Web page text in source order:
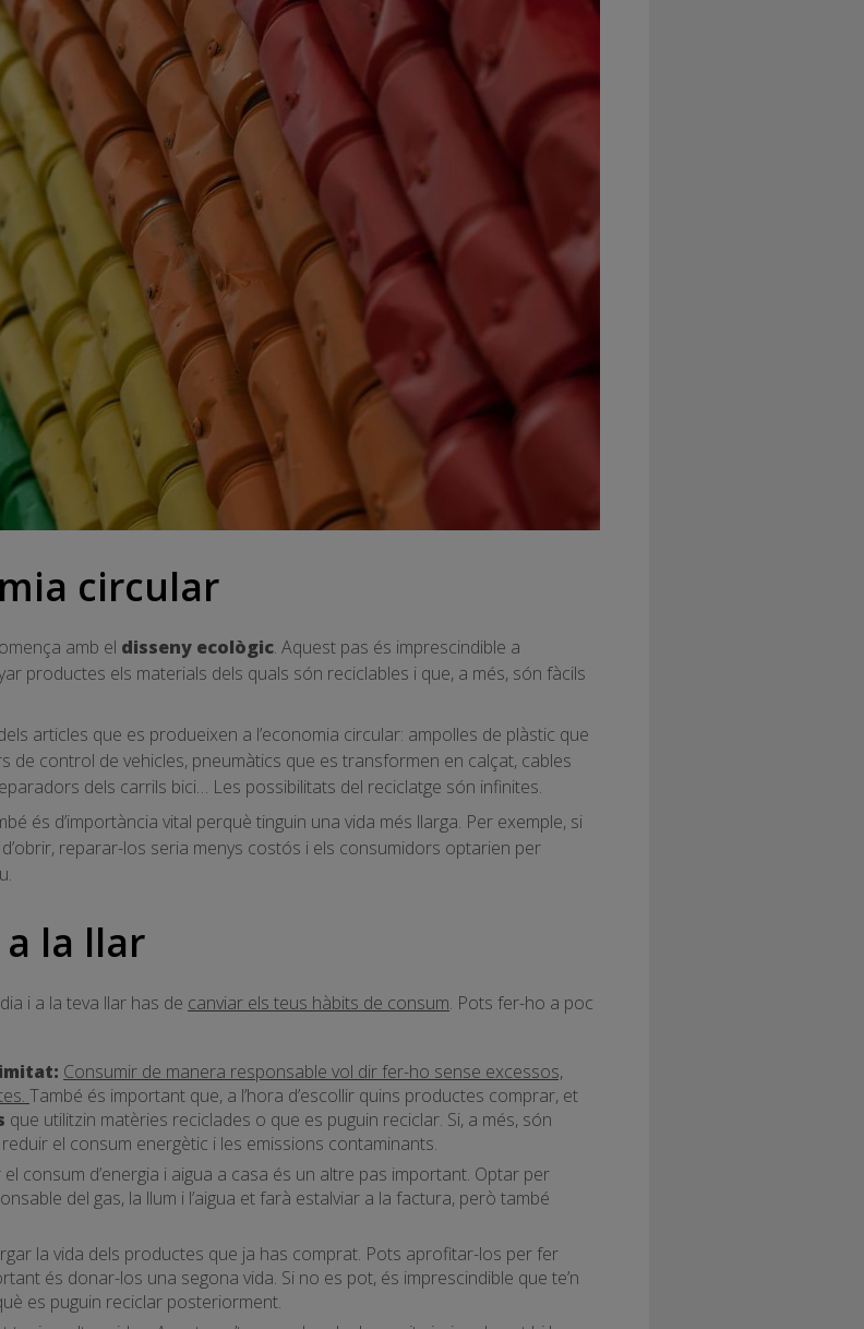
circular
amb el disseny ecològic. Aquest pas és imprescindible a
productes els materials dels quals són reciclables i que, a més, són fàcils
articles que es produeixen a l’economia circular: ampolles de plàstic que
de control de vehicles, pneumàtics que es transformen en calçat, cables
dels carrils bici… Les possibilitats del reciclatge són infinites.
és d’importància vital perquè tinguin una vida més llarga. Per exemple, si
reparar-los seria menys costós i els consumidors optarien per
la llar
i a la teva llar has de canviar els teus hàbits de consum. Pots fer-ho a poc
Consumir de manera responsable vol dir fer-ho sense excessos,
També és important que, a l’hora d’escollir quins productes comprar, et
que utilitzin matèries reciclades o que es puguin reciclar. Si, a més, són
el consum energètic i les emissions contaminants.
el consum d’energia i aigua a casa és un altre pas important. Optar per
del gas, la llum i l’aigua et farà estalviar a la factura, però també
la vida dels productes que ja has comprat. Pots aprofitar-los per fer
és donar-los una segona vida. Si no es pot, és imprescindible que te’n
es puguin reciclar posteriorment.